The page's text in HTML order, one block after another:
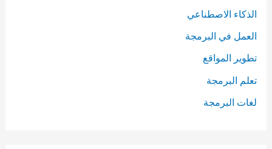
الذكاء الاصطناعي
العمل في البرمجة
تطوير المواقع
تعلم البرمجة
لغات البرمجة